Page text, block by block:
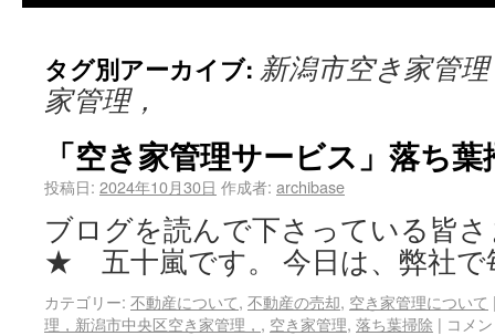
タグ別アーカイブ: 新潟市空き家管
家管理，
「空き家管理サービス」落ち
投稿日: 2024年10月30日 作成者: archibase
ブログを読んで下さっている皆
★ 五十嵐です。 今日は、弊社
カテゴリー: 不動産について, 不動産の売却, 空き家管理について
理，新潟市中央区空き家管理， , 空き家管理, 落ち葉掃除 | コメ